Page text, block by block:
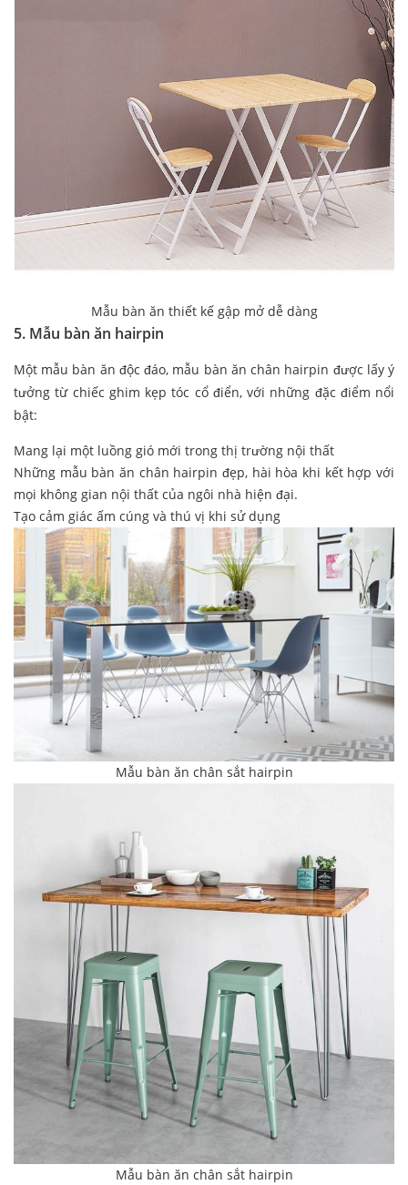
Mẫu bàn ăn thiết kế gập mở dễ dàng
5. Mẫu bàn ăn hairpin
Một mẫu bàn ăn độc đáo, mẫu bàn ăn chân hairpin được lấy ý
tưởng từ chiếc ghim kẹp tóc cổ điển, với những đặc điểm nổi
bật:
Mang lại một luồng gió mới trong thị trường nội thất
Những mẫu bàn ăn chân hairpin đẹp, hài hòa khi kết hợp với
mọi không gian nội thất của ngôi nhà hiện đại.
Tạo cảm giác ấm cúng và thú vị khi sử dụng
Mẫu bàn ăn chân sắt hairpin
Mẫu bàn ăn chân sắt hairpin